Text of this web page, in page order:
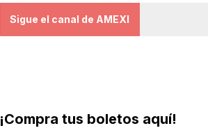
Sigue el canal de AMEXI
¡Compra tus boletos aquí!